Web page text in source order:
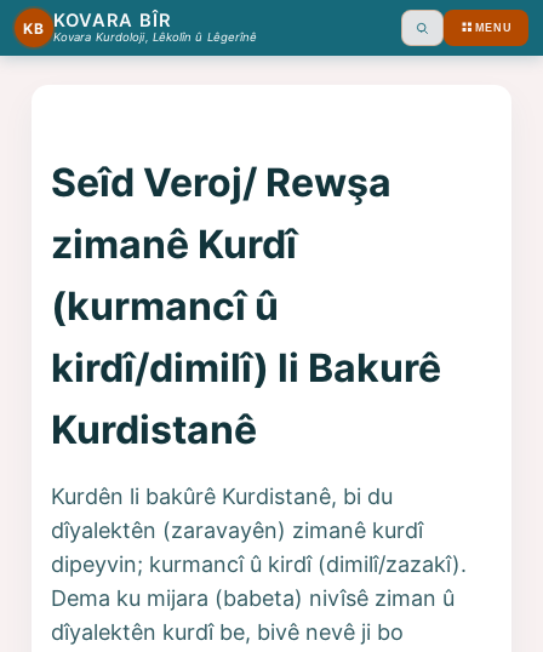
KB KOVARA BÎR
Kovara Kurdoloji, Lêkolîn û Lêgerînê Ara MENU
Seîd Veroj/ Rewşa
zimanê Kurdî
(kurmancî û
kirdî/dimilî) li Bakurê
Kurdistanê
Kurdên li bakûrê Kurdistanê, bi du
dîyalektên (zaravayên) zimanê kurdî
dipeyvin; kurmancî û kirdî (dimilî/zazakî).
Dema ku mijara (babeta) nivîsê ziman û
dîyalektên kurdî be, bivê nevê ji bo